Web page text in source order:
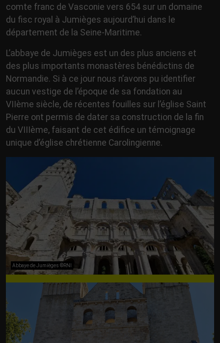
comte franc de Vasconie vers 654 sur un domaine
du fisc royal à Jumièges aujourd’hui dans le
département de la Seine-Maritime.
L’abbaye de Jumièges est un des plus anciens et
des plus importants monastères bénédictins de
Normandie. Si à ce jour nous n’avons pu identifier
aucun vestige de l’époque de sa fondation au
VIIème siècle, de récentes fouilles sur l’église Saint
Pierre ont permis de dater sa construction de la fin
du VIIIème, faisant de cet édifice un témoignage
unique d’église chrétienne Carolingienne.
Abbaye de Jumièges ©RNI